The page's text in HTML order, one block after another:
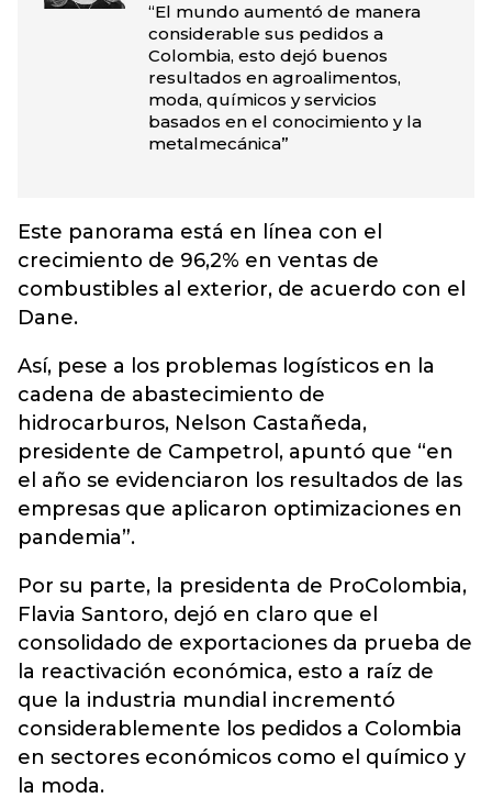
“El mundo aumentó de manera
considerable sus pedidos a
Colombia, esto dejó buenos
resultados en agroalimentos,
moda, químicos y servicios
basados en el conocimiento y la
metalmecánica”
Este panorama está en línea con el
crecimiento de 96,2% en ventas de
combustibles al exterior, de acuerdo con el
Dane.
Así, pese a los problemas logísticos en la
cadena de abastecimiento de
hidrocarburos, Nelson Castañeda,
presidente de Campetrol, apuntó que “en
el año se evidenciaron los resultados de las
empresas que aplicaron optimizaciones en
pandemia”.
Por su parte, la presidenta de ProColombia,
Flavia Santoro, dejó en claro que el
consolidado de exportaciones da prueba de
la reactivación económica, esto a raíz de
que la industria mundial incrementó
considerablemente los pedidos a Colombia
en sectores económicos como el químico y
la moda.